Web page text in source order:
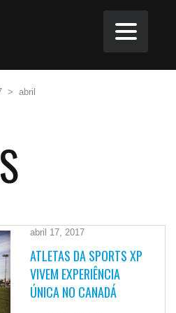
> abril
abril 17, 2017
ATLETAS DA SPORTS XP
VIVEM EXPERIÊNCIA
ÚNICA NO CANADÁ